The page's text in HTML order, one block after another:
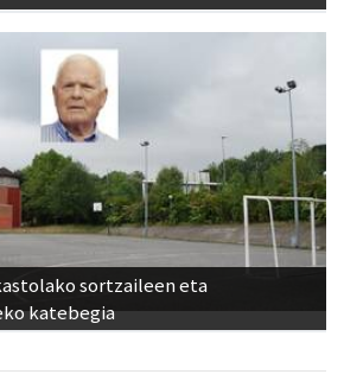
sortzaileen eta
katebegia